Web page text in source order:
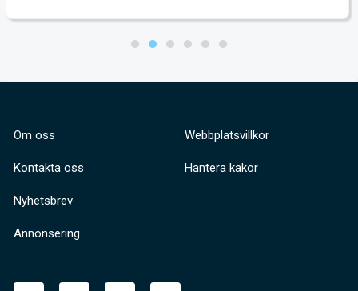
Om oss
Kontakta oss
Nyhetsbrev
Annonsering
Webbplatsvillkor
Hantera kakor